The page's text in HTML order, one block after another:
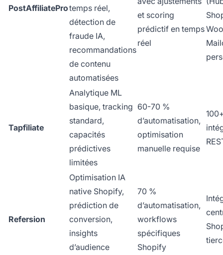
PostAffiliateProtemps réel,
détection de
fraude IA,
recommandations
de contenu
automatisées
et scoring
prédictif en temps
réel
Tapfiliate
Analytique ML
basique, tracking
standard,
capacités
prédictives
limitées
60-70 %
d’automatisation,
optimisation
manuelle requise
Refersion
Optimisation IA
native Shopify,
prédiction de
conversion,
insights
d’audience
70 %
d’automatisation,
workflows
spécifiques
Shopify